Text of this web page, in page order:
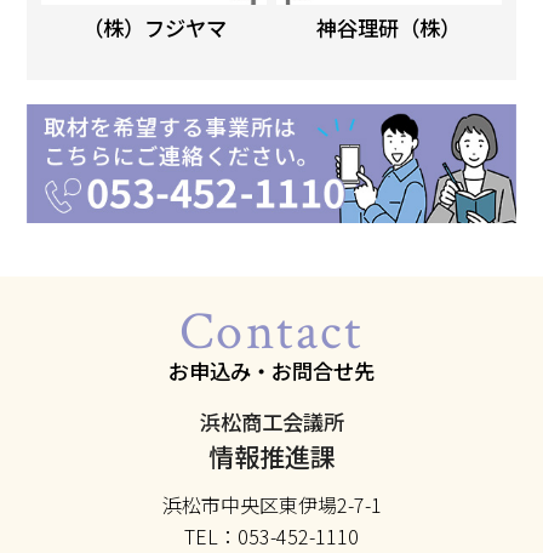
（株）フジヤマ 神谷理研（株）
Contact
お申込み・お問合せ先
浜松商工会議所
情報推進課
浜松市中央区東伊場2-7-1
TEL：053-452-1110